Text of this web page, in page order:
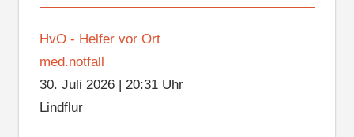
HvO - Helfer vor Ort
med.notfall
30. Juli 2026| 20:31 Uhr
Lindflur